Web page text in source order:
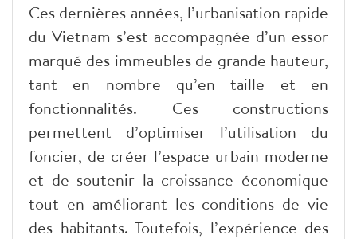
Ces dernières années, l’urbanisation rapide
du Vietnam s’est accompagnée d’un essor
marqué des immeubles de grande hauteur,
tant en nombre qu’en taille et en
fonctionnalités. Ces constructions
permettent d’optimiser l’utilisation du
foncier, de créer l’espace urbain moderne
et de soutenir la croissance économique
tout en améliorant les conditions de vie
des habitants. Toutefois, l’expérience des